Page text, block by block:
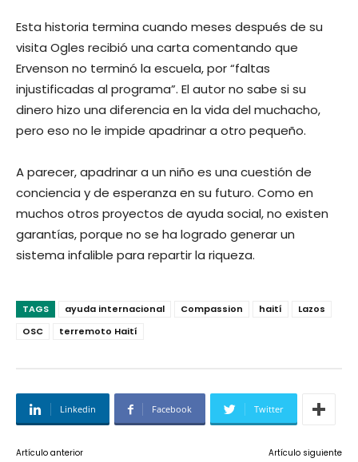
Esta historia termina cuando meses después de su
visita Ogles recibió una carta comentando que
Ervenson no terminó la escuela, por “faltas
injustificadas al programa”. El autor no sabe si su
dinero hizo una diferencia en la vida del muchacho,
pero eso no le impide apadrinar a otro pequeño.
A parecer, apadrinar a un niño es una cuestión de
conciencia y de esperanza en su futuro. Como en
muchos otros proyectos de ayuda social, no existen
garantías, porque no se ha logrado generar un
sistema infalible para repartir la riqueza.
TAGS ayuda internacional Compassion haití
Lazos
OSC
terremoto Haití
Linkedin Facebook Twitter
Artículo anterior Artículo siguiente